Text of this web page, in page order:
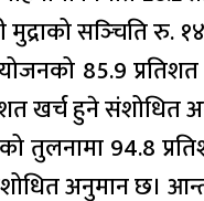
सञ्‍चिति रु.
85.9
खर्च हुने संशोधित
तुलनामा
अनुमान छ।